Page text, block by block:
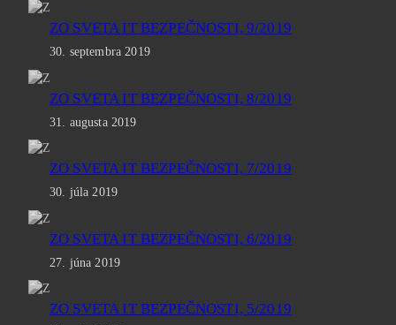
ZO SVETA IT BEZPEČNOSTI, 9/2019
30. septembra 2019
ZO SVETA IT BEZPEČNOSTI, 8/2019
31. augusta 2019
ZO SVETA IT BEZPEČNOSTI, 7/2019
30. júla 2019
ZO SVETA IT BEZPEČNOSTI, 6/2019
27. júna 2019
ZO SVETA IT BEZPEČNOSTI, 5/2019